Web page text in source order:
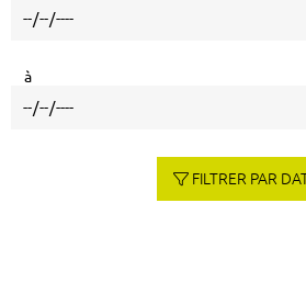
à
FILTRER PAR